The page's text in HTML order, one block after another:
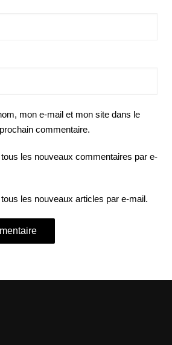
mon e-mail et mon site dans le
commentaire.
les nouveaux commentaires par e-
les nouveaux articles par e-mail.